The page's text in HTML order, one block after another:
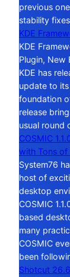
previous
stability
KDE
KDE
Plugin, New
KDE has
update to
foundation
release
usual
COSMIC
with Tons of
System76
host of
desktop
COSMIC
based
many
COSMIC
been
Shotcut